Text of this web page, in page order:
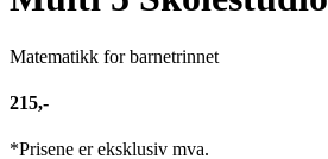
Matematikk for barnetrinnet
215,-
*Prisene er eksklusiv mva.